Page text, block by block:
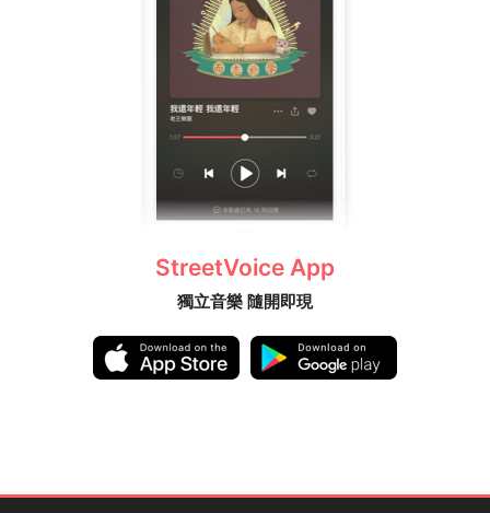
StreetVoice App
獨立音樂 隨開即現